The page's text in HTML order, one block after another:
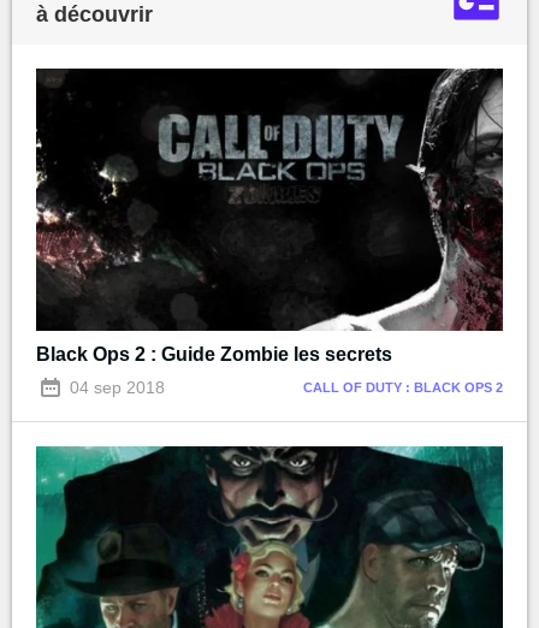
à découvrir
Black Ops 2 : Guide Zombie les secrets
04 sep 2018 CALL OF DUTY : BLACK OPS 2